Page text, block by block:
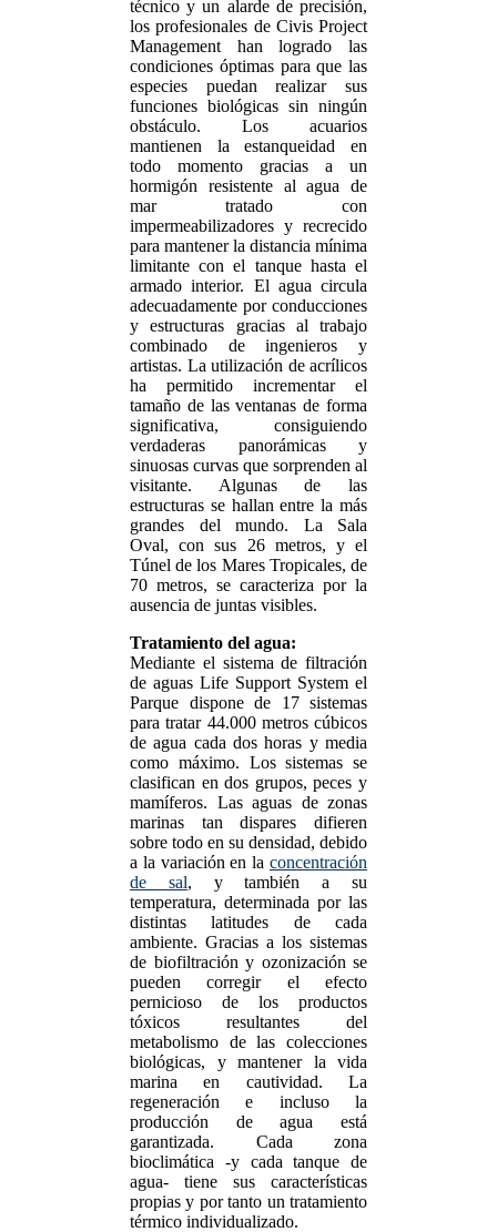
técnico y un alarde de precisión,
los profesionales de Civis Project
Management han logrado las
condiciones óptimas para que las
especies puedan realizar sus
funciones biológicas sin ningún
obstáculo. Los acuarios
mantienen la estanqueidad en
todo momento gracias a un
hormigón resistente al agua de
mar tratado con
impermeabilizadores y recrecido
para mantener la distancia mínima
limitante con el tanque hasta el
armado interior. El agua circula
adecuadamente por conducciones
y estructuras gracias al trabajo
combinado de ingenieros y
artistas. La utilización de acrílicos
ha permitido incrementar el
tamaño de las ventanas de forma
significativa, consiguiendo
verdaderas panorámicas y
sinuosas curvas que sorprenden al
visitante. Algunas de las
estructuras se hallan entre la más
grandes del mundo. La Sala
Oval, con sus 26 metros, y el
Túnel de los Mares Tropicales, de
70 metros, se caracteriza por la
ausencia de juntas visibles.
Tratamiento del agua:
Mediante el sistema de filtración
de aguas Life Support System el
Parque dispone de 17 sistemas
para tratar 44.000 metros cúbicos
de agua cada dos horas y media
como máximo. Los sistemas se
clasifican en dos grupos, peces y
mamíferos. Las aguas de zonas
marinas tan dispares difieren
sobre todo en su densidad, debido
a la variación en la concentración
de sal, y también a su
temperatura, determinada por las
distintas latitudes de cada
ambiente. Gracias a los sistemas
de biofiltración y ozonización se
pueden corregir el efecto
pernicioso de los productos
tóxicos resultantes del
metabolismo de las colecciones
biológicas, y mantener la vida
marina en cautividad. La
regeneración e incluso la
producción de agua está
garantizada. Cada zona
bioclimática -y cada tanque de
agua- tiene sus características
propias y por tanto un tratamiento
térmico individualizado.